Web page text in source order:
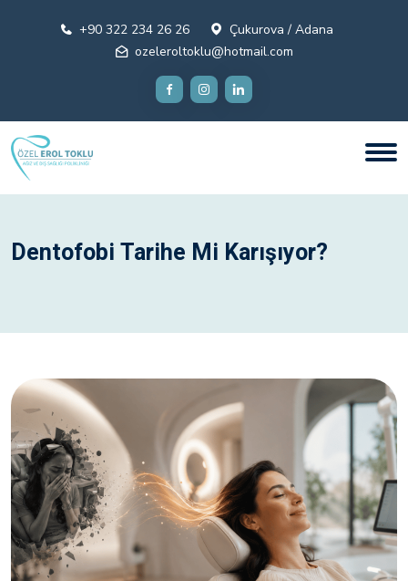
+90 322 234 26 26
Çukurova / Adana
ozeleroltoklu@hotmail.com
Dentofobi Tarihe Mi Karışıyor?